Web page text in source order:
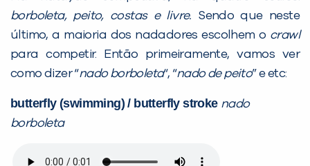
borboleta, peito, costas e livre. Sendo que neste
último, a maioria dos nadadores escolhem o crawl
para competir. Então primeiramente, vamos ver
como dizer “nado borboleta“, “nado de peito” e etc:
butterfly (swimming) / butterfly stroke nado
borboleta